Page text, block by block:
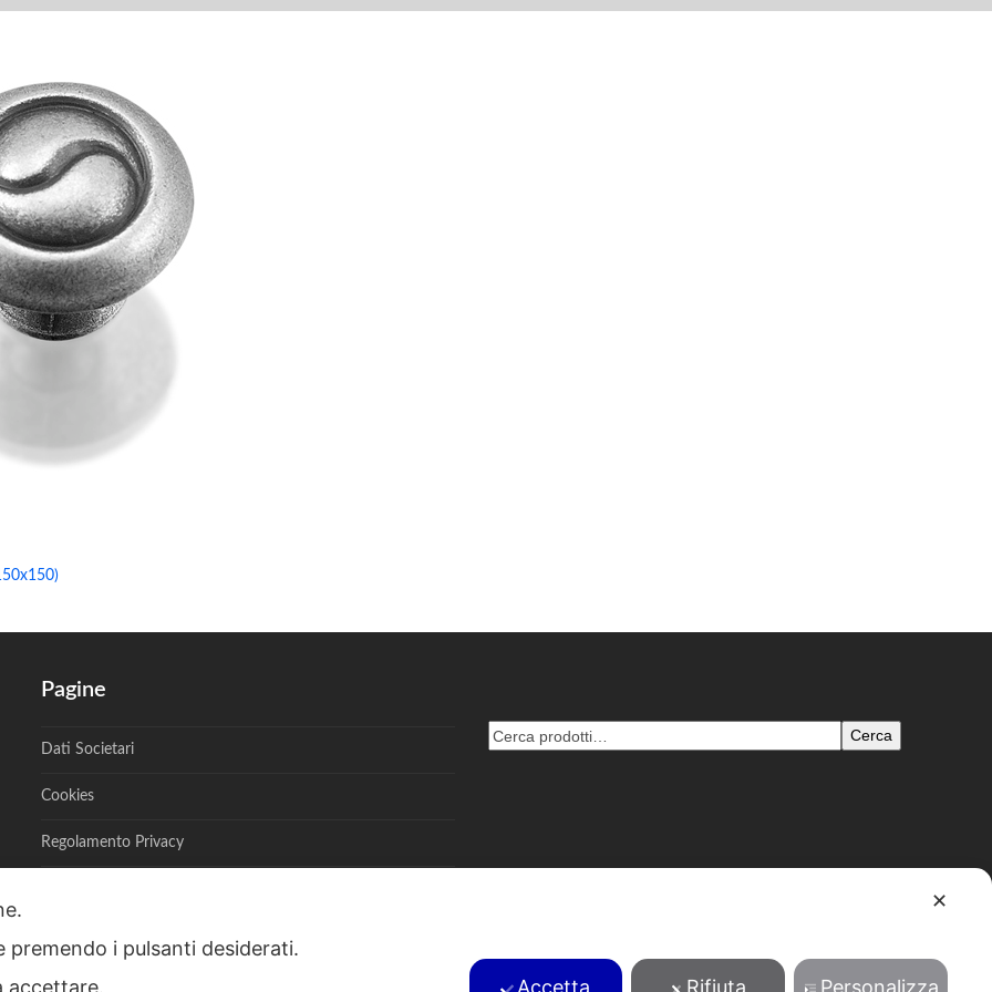
Pagine
Dati Societari
Cookies
Regolamento Privacy
Cerca
A. Toscanini, 6, RENATE, 20838, MB - P.I. 00882950967 - R.E.A. MB: 1204693 - pec: tentori@pec.pecenvi.it - Powered byEnvi
✕
i pulsanti desiderati.
accettare.
Accetta Rifiuta Personalizza